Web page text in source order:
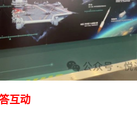
互动